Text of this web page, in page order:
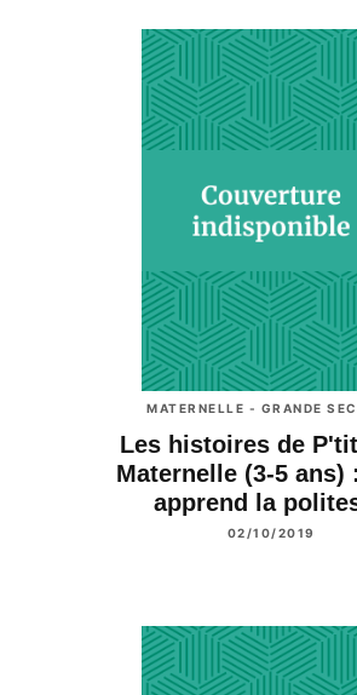
MATERNELLE - GRANDE
Les histoires de
Maternelle (3-5 ans)
apprend la
02/10/2019